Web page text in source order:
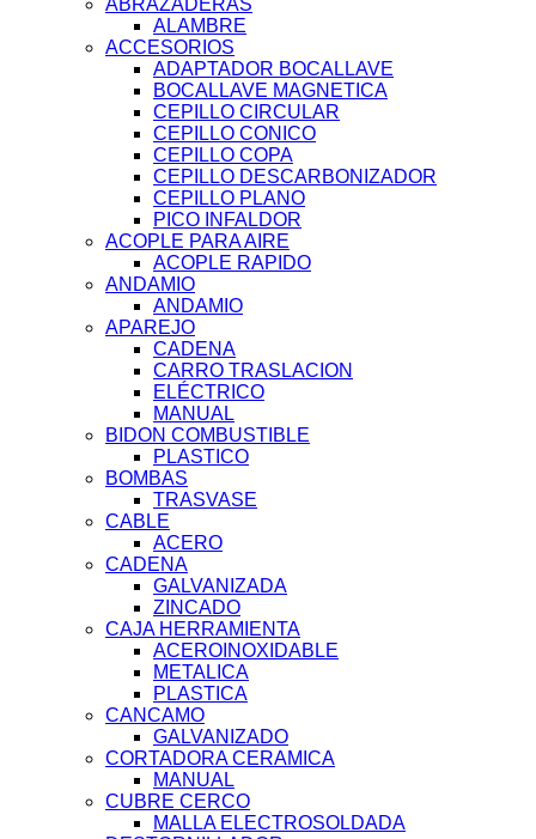
ABRAZADERAS
ALAMBRE
ACCESORIOS
ADAPTADOR BOCALLAVE
BOCALLAVE MAGNETICA
CEPILLO CIRCULAR
CEPILLO CONICO
CEPILLO COPA
CEPILLO DESCARBONIZADOR
CEPILLO PLANO
PICO INFALDOR
ACOPLE PARA AIRE
ACOPLE RAPIDO
ANDAMIO
ANDAMIO
APAREJO
CADENA
CARRO TRASLACION
ELÉCTRICO
MANUAL
BIDON COMBUSTIBLE
PLASTICO
BOMBAS
TRASVASE
CABLE
ACERO
CADENA
GALVANIZADA
ZINCADO
CAJA HERRAMIENTA
ACEROINOXIDABLE
METALICA
PLASTICA
CANCAMO
GALVANIZADO
CORTADORA CERAMICA
MANUAL
CUBRE CERCO
MALLA ELECTROSOLDADA